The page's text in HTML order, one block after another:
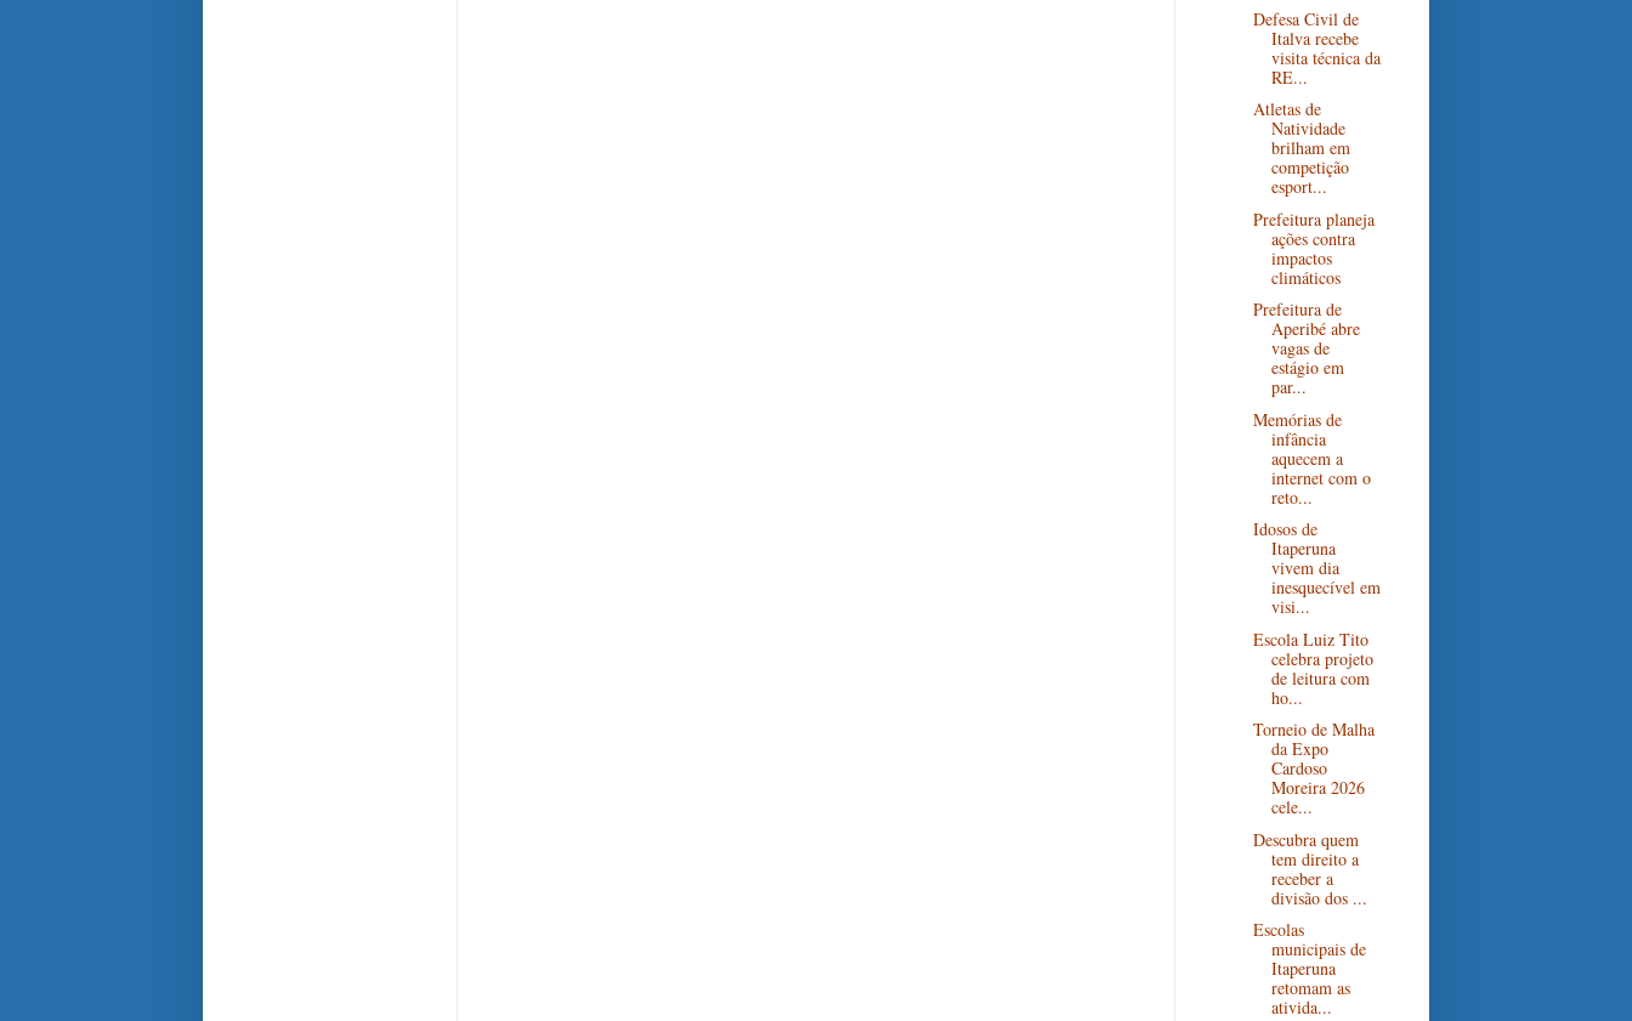
Defesa Civil de
Italva recebe
visita técnica da
RE...
Atletas de
Natividade
brilham em
competição
esport...
Prefeitura planeja
ações contra
impactos
climáticos
Prefeitura de
Aperibé abre
vagas de
estágio em
par...
Memórias de
infância
aquecem a
internet com o
reto...
Idosos de
Itaperuna
vivem dia
inesquecível em
visi...
Escola Luiz Tito
celebra projeto
de leitura com
ho...
Torneio de Malha
da Expo
Cardoso
Moreira 2026
cele...
Descubra quem
tem direito a
receber a
divisão dos ...
Escolas
municipais de
Itaperuna
retomam as
ativida...